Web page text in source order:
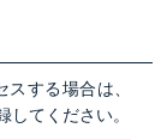
する場合は、
てください。